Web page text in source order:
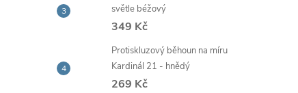
světle béžový
349 Kč
Protiskluzový běhoun na míru
Kardinál 21 - hnědý
269 Kč